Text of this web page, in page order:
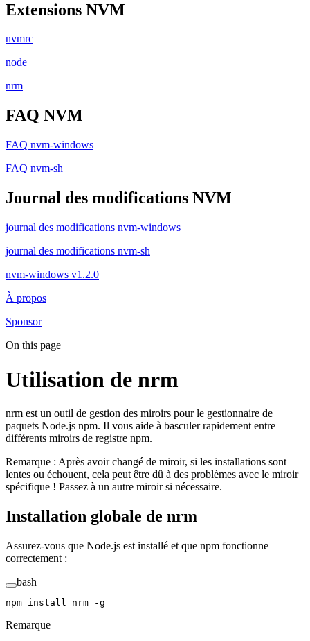
Extensions NVM
nvmrc
node
nrm
FAQ NVM
FAQ nvm-windows
FAQ nvm-sh
Journal des modifications NVM
journal des modifications nvm-windows
journal des modifications nvm-sh
nvm-windows v1.2.0
À propos
Sponsor
On this page
Utilisation de nrm
nrm est un outil de gestion des miroirs pour le gestionnaire de
paquets Node.js npm. Il vous aide à basculer rapidement entre
différents miroirs de registre npm.
Remarque : Après avoir changé de miroir, si les installations sont
lentes ou échouent, cela peut être dû à des problèmes avec le miroir
spécifique ! Passez à un autre miroir si nécessaire.
Installation globale de nrm
Assurez-vous que Node.js est installé et que npm fonctionne
correctement :
bash
npm install nrm -g
Remarque